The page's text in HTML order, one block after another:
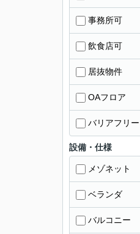
事務所可
飲食店可
居抜物件
OAフロア
バリアフリー
設備・仕様
メゾネット
ベランダ
バルコニー